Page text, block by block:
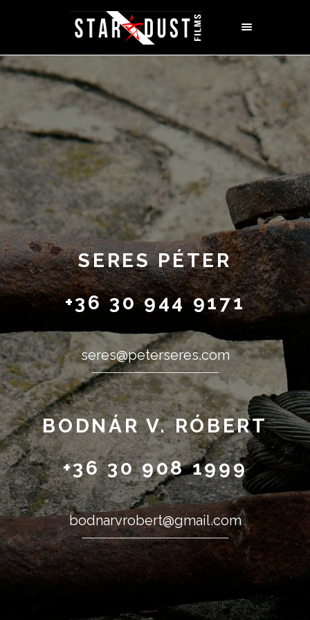
SERES PÉTER
+36 30 944 9171
seres@peterseres.com
BODNÁR V. RÓBERT
+36 30 908 1999
bodnarvrobert@gmail.com